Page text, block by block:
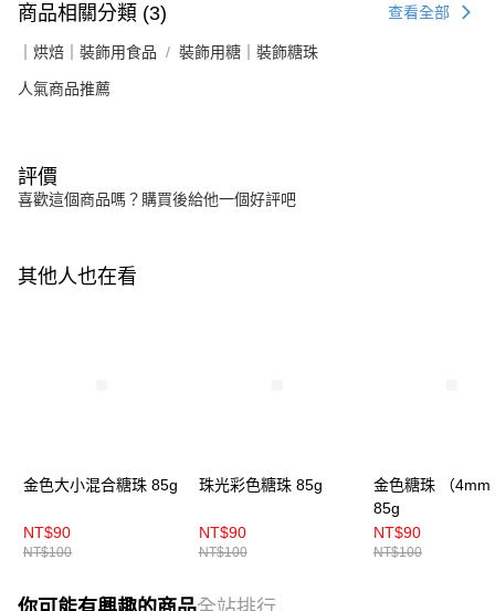
商品相關分類 (3) 查看全部
｜烘焙｜裝飾用食品 裝飾用糖｜裝飾糖珠
人氣商品推薦
評價
喜歡這個商品嗎？購買後給他一個好評吧
其他人也在看
金色大小混合糖珠 85g
NT$90
NT$100
珠光彩色糖珠 85g
NT$90
NT$100
金色糖珠 （4mm
85g
NT$90
NT$100